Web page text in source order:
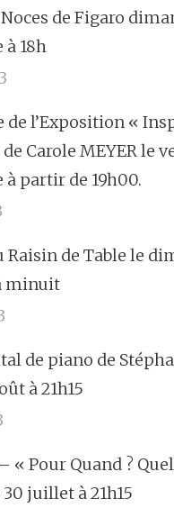
de Figaro
18h
de l’Exposition «
Carole MEYER le
à partir de 19h00.
Raisin de Table le
minuit
de piano de
à 21h15
« Pour Quand ?
juillet à 21h15